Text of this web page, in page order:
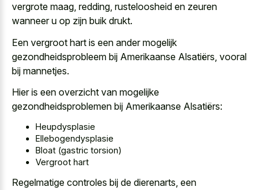
vergrote maag, redding, rusteloosheid en zeuren
wanneer u op zijn buik drukt.
Een vergroot hart is een ander mogelijk
gezondheidsprobleem bij Amerikaanse Alsatiërs, vooral
bij mannetjes.
Hier is een overzicht van mogelijke
gezondheidsproblemen bij Amerikaanse Alsatiërs:
Heupdysplasie
Ellebogendysplasie
Bloat (gastric torsion)
Vergroot hart
Regelmatige controles bij de dierenarts, een